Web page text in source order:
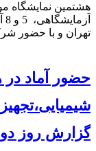
هشتمین نمایشگاه
تهران و با حضور
حضور آماد در
گزارش روز